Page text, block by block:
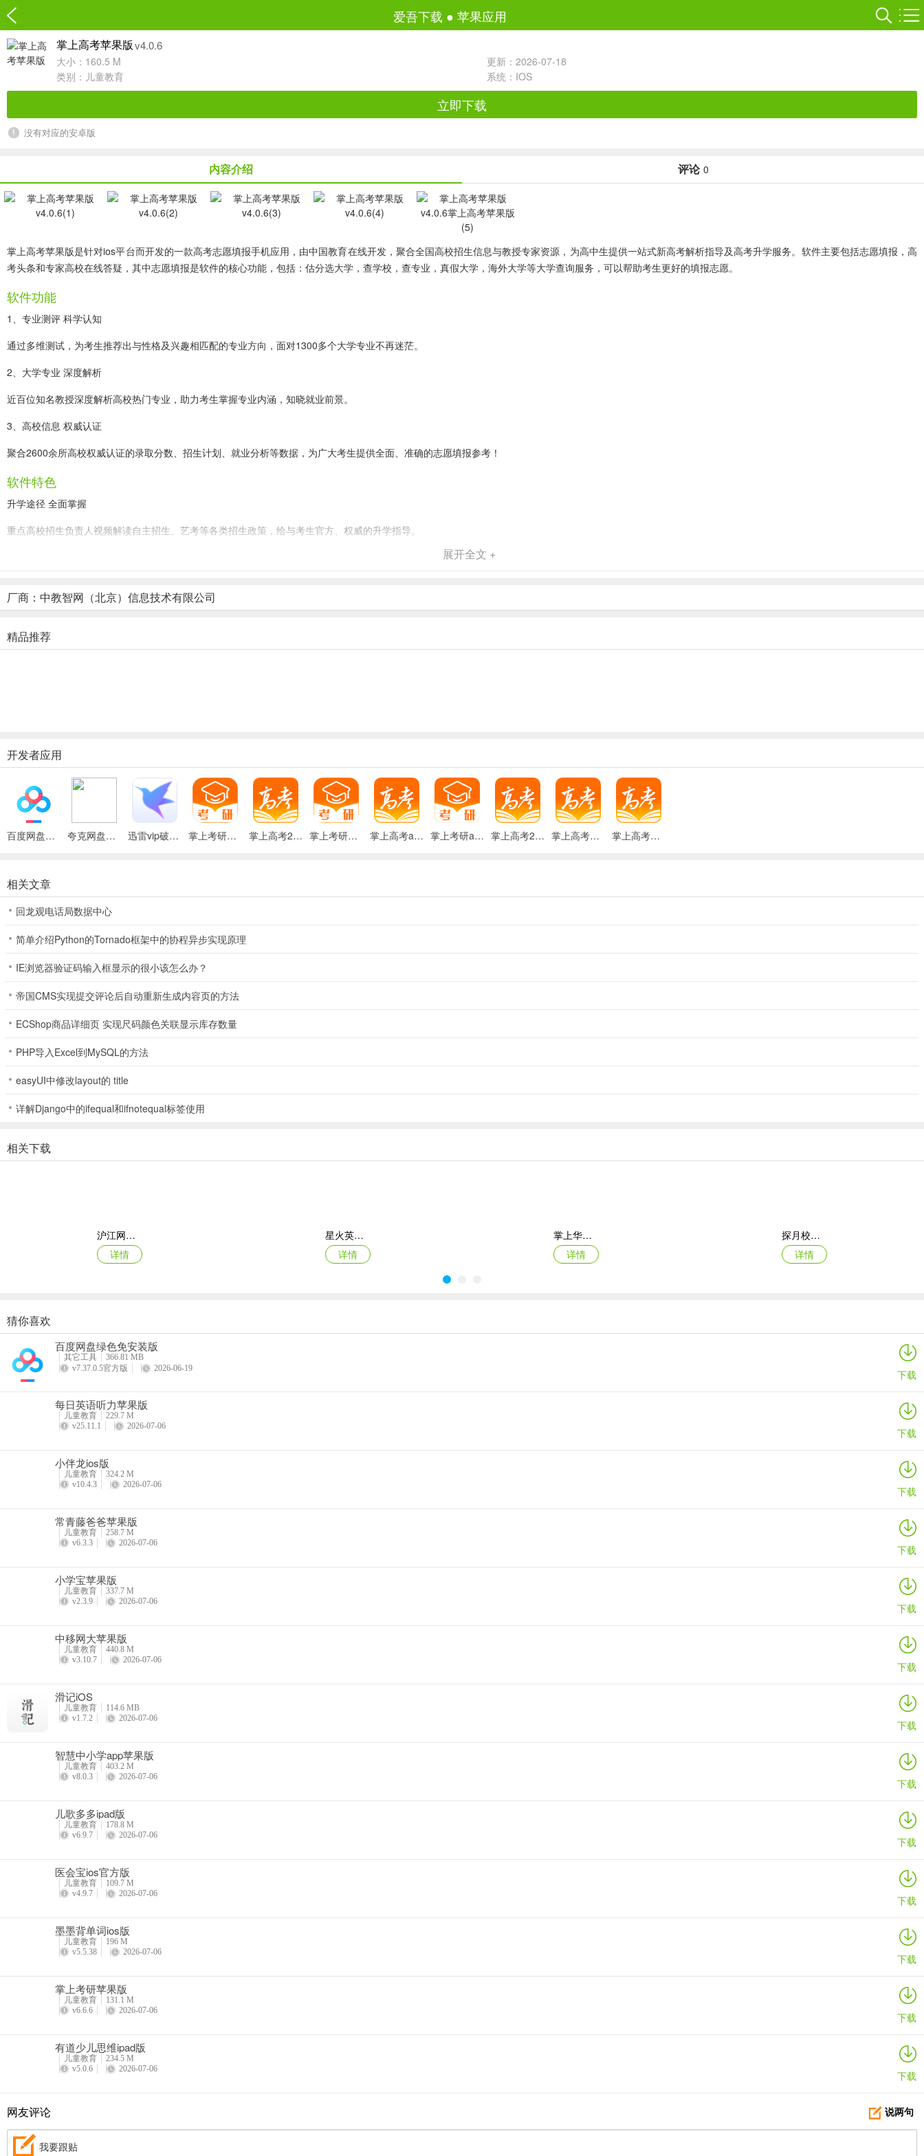
爱吾下载 ● 苹果应用
掌上高考苹果版 v4.0.6
大小：160.5 M
更新：2026-07-18
类别： 儿童教育 系统：IOS
立即下载
没有对应的安卓版
内容介绍 评论 0
掌上高考苹果版是针对ios平台而开发的一款高考志愿填报手机应用，由中国教育在线开发，聚合全国高校招生信息与教授专家资源，为高中生提供一站式新高考解析指导及高考升学服务。软件主要包括志愿填报，高
考头条和专家高校在线答疑，其中志愿填报是软件的核心功能，包括：估分选大学，查学校，查专业，真假大学，海外大学等大学查询服务，可以帮助考生更好的填报志愿。
软件功能
1、专业测评 科学认知
通过多维测试，为考生推荐出与性格及兴趣相匹配的专业方向，面对1300多个大学专业不再迷茫。
2、大学专业 深度解析
近百位知名教授深度解析高校热门专业，助力考生掌握专业内涵，知晓就业前景。
3、高校信息 权威认证
聚合2600余所高校权威认证的录取分数、招生计划、就业分析等数据，为广大考生提供全面、准确的志愿填报参考！
软件特色
升学途径 全面掌握
重点高校招生负责人视频解读自主招生、艺考等各类招生政策，给与考生官方、权威的升学指导。
掌上高考app好用吗？
掌上高考app是中国教育在线推出的一款移动端的志愿填报产品，而中国教育在线是教育部批准成立的资讯发布平台，具备权威属性，所有数据均由各高校招生办认证发布。通过此软件可以查大学、智能选大学、模
拟志愿填报系统、专业测评、专业解读、新高考选科、升学课堂、自主招生等，对高一、高二、高三的学生高考帮助很大。另外通过掌上高考app可以更好地解决高校招生与高中升学信息不对称的问题，非常的好
【体验优化】优化产品体验，解决已知问题。
展开全文 +
厂商：中教智网（北京）信息技术有限公司
精品推荐
开发者应用
百度网盘绿色免安装Pc电脑版 夸克网盘官方正式版 迅雷vip破解版永久会员2024版 掌上考研软件2024最新版 掌上高考2024高考志愿填报服务平台 掌上考研最新版本 掌上高考app 掌上考研app 掌上高考2024志愿 掌上高考最新版本 掌上高考志愿填报app
相关文章
回龙观电话局数据中心
简单介绍Python的Tornado框架中的协程异步实现原理
IE浏览器验证码输入框显示的很小该怎么办？
帝国CMS实现提交评论后自动重新生成内容页的方法
ECShop商品详细页 实现尺码颜色关联显示库存数量
PHP导入Excel到MySQL的方法
easyUI中修改layout的 title
详解Django中的ifequal和ifnotequal标签使用
相关下载
沪江网校苹果手机版
详情
星火英语ipad版
详情
掌上华医苹果版
详情
探月校园版苹果版
详情
古诗文网ios版
详情
每日英语听力苹果版
橙果错题本ios版
万词王苹果版
猜你喜欢
百度网盘绿色免安装版
其它工具
366.81 MB
v7.37.0.5官方版
2026-06-19 下载
每日英语听力苹果版
儿童教育
229.7 M
v25.11.1
2026-07-06 下载
小伴龙ios版
儿童教育
324.2 M
v10.4.3
2026-07-06 下载
常青藤爸爸苹果版
儿童教育
258.7 M
v6.3.3
2026-07-06 下载
小学宝苹果版
儿童教育
337.7 M
v2.3.9
2026-07-06 下载
中移网大苹果版
儿童教育
440.8 M
v3.10.7
2026-07-06 下载
滑记iOS
儿童教育
114.6 MB
v1.7.2
2026-07-06 下载
智慧中小学app苹果版
儿童教育
403.2 M
v8.0.3
2026-07-06 下载
儿歌多多ipad版
儿童教育
178.8 M
v6.9.7
2026-07-06 下载
医会宝ios官方版
儿童教育
109.7 M
v4.9.7
2026-07-06 下载
墨墨背单词ios版
儿童教育
196 M
v5.5.38
2026-07-06 下载
掌上考研苹果版
儿童教育
131.1 M
v6.6.6
2026-07-06 下载
有道少儿思维ipad版
儿童教育
234.5 M
v5.0.6
2026-07-06 下载
说两句
网友评论
我要跟贴